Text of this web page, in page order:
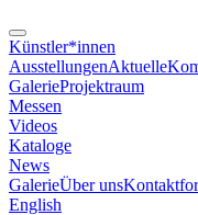
Künstler*innen
AusstellungenAktuelle
GalerieProjektraum
Messen
Videos
Kataloge
News
GalerieÜber uns
English